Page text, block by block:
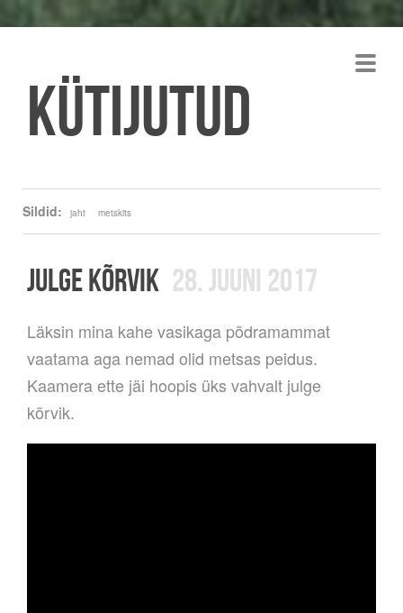
Kütijutud
Sildid: jaht metskits
JULGE KÕRVIK 28. JUUNI 2017
Läksin mina kahe vasikaga põdramammat
vaatama aga nemad olid metsas peidus.
Kaamera ette jäi hoopis üks vahvalt julge
kõrvik.